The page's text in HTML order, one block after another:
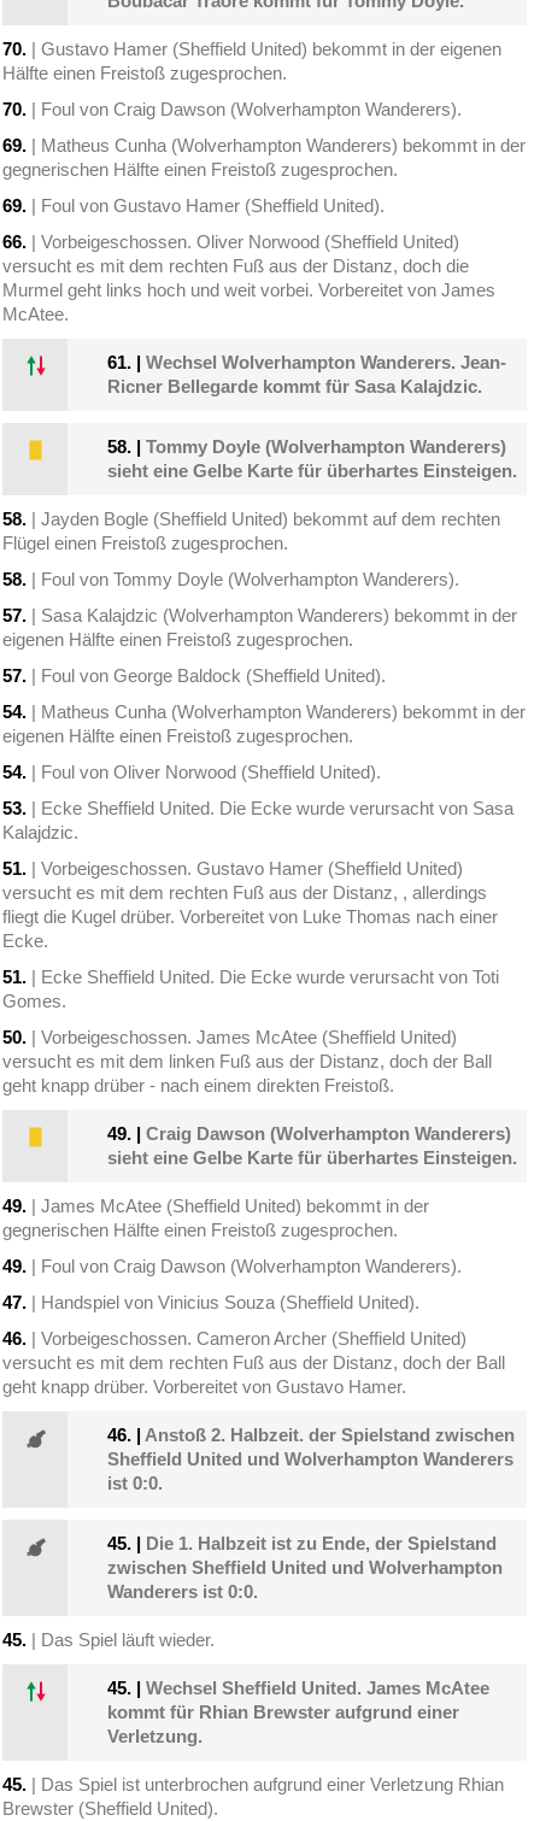
70. | Gustavo Hamer (Sheffield United) bekommt in der eigenen
Hälfte einen Freistoß zugesprochen.
70. | Foul von Craig Dawson (Wolverhampton Wanderers).
69. | Matheus Cunha (Wolverhampton Wanderers) bekommt in der
gegnerischen Hälfte einen Freistoß zugesprochen.
69. | Foul von Gustavo Hamer (Sheffield United).
66. | Vorbeigeschossen. Oliver Norwood (Sheffield United)
versucht es mit dem rechten Fuß aus der Distanz, doch die
Murmel geht links hoch und weit vorbei. Vorbereitet von James
McAtee.
61. |Wechsel Wolverhampton Wanderers. Jean-
Ricner Bellegarde kommt für Sasa Kalajdzic.
58. |Tommy Doyle (Wolverhampton Wanderers)
sieht eine Gelbe Karte für überhartes Einsteigen.
58. | Jayden Bogle (Sheffield United) bekommt auf dem rechten
Flügel einen Freistoß zugesprochen.
58. | Foul von Tommy Doyle (Wolverhampton Wanderers).
57. | Sasa Kalajdzic (Wolverhampton Wanderers) bekommt in der
eigenen Hälfte einen Freistoß zugesprochen.
57. | Foul von George Baldock (Sheffield United).
54. | Matheus Cunha (Wolverhampton Wanderers) bekommt in der
eigenen Hälfte einen Freistoß zugesprochen.
54. | Foul von Oliver Norwood (Sheffield United).
53. | Ecke Sheffield United. Die Ecke wurde verursacht von Sasa
Kalajdzic.
51. | Vorbeigeschossen. Gustavo Hamer (Sheffield United)
versucht es mit dem rechten Fuß aus der Distanz, , allerdings
fliegt die Kugel drüber. Vorbereitet von Luke Thomas nach einer
Ecke.
51. | Ecke Sheffield United. Die Ecke wurde verursacht von Toti
Gomes.
50. | Vorbeigeschossen. James McAtee (Sheffield United)
versucht es mit dem linken Fuß aus der Distanz, doch der Ball
geht knapp drüber - nach einem direkten Freistoß.
49. |Craig Dawson (Wolverhampton Wanderers)
sieht eine Gelbe Karte für überhartes Einsteigen.
49. | James McAtee (Sheffield United) bekommt in der
gegnerischen Hälfte einen Freistoß zugesprochen.
49. | Foul von Craig Dawson (Wolverhampton Wanderers).
47. | Handspiel von Vinicius Souza (Sheffield United).
46. | Vorbeigeschossen. Cameron Archer (Sheffield United)
versucht es mit dem rechten Fuß aus der Distanz, doch der Ball
geht knapp drüber. Vorbereitet von Gustavo Hamer.
46. | Anstoß 2. Halbzeit. der Spielstand zwischen
Sheffield United und Wolverhampton Wanderers
ist 0:0.
45. | Die 1. Halbzeit ist zu Ende, der Spielstand
zwischen Sheffield United und Wolverhampton
Wanderers ist 0:0.
45. | Das Spiel läuft wieder.
45. |Wechsel Sheffield United. James McAtee
kommt für Rhian Brewster aufgrund einer
Verletzung.
45. | Das Spiel ist unterbrochen aufgrund einer Verletzung Rhian
Brewster (Sheffield United).